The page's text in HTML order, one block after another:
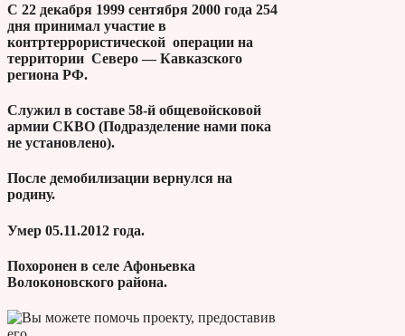
С 22 декабря 1999 сентября 2000 года 254
дня принимал участие в
контртеррористической операции на
территории Северо — Кавказского
региона РФ.
Служил в составе 58-й общевойсковой
армии СКВО (Подразделение нами пока
не установлено).
После демобилизации вернулся на
родину.
Умер 05.11.2012 года.
Похоронен в селе Афоньевка
Волоконовского района.